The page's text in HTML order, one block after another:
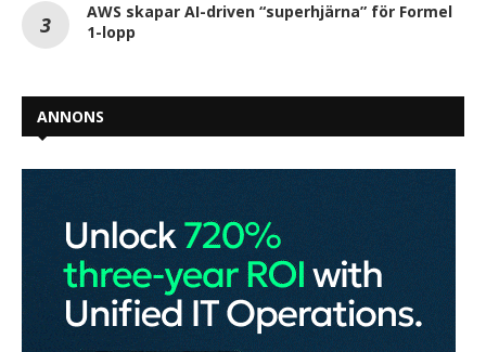
AWS skapar AI-driven “superhjärna” för Formel
1-lopp
ANNONS